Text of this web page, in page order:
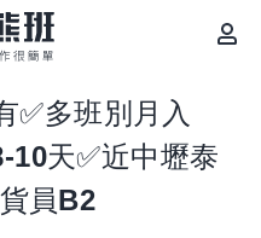
✅多班別月入
10天✅近中壢泰
員B2